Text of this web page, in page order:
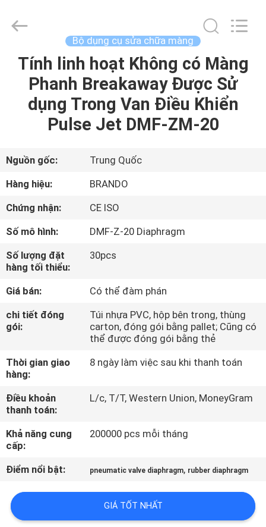
NHÀ
SẢN
VỀ
CHÚNG
TÔI
CHUYẾN
THAM
QUAN
NHÀ
MÁY
KIỂM
SOÁT
CHẤT
LƯỢNG
LIÊN
HỆ
VỚI
CHÚNG
Brando
Hardware
Reserved.
Bộ dụng cụ sửa chữa màng
Tính linh hoạt Không có Màng
Phanh Breakaway Được Sử
dụng Trong Van Điều Khiển
Pulse Jet DMF-ZM-20
Nguồn gốc:
Trung Quốc
Hàng hiệu:
BRANDO
Chứng nhận:
CE ISO
Số mô hình:
DMF-Z-20 Diaphragm
Số lượng đặt
hàng tối thiểu:
30pcs
Giá bán:
Có thể đàm phán
chi tiết đóng
gói:
Túi nhựa PVC, hộp bên trong, thùng
carton, đóng gói bằng pallet; Cũng có
thể được đóng gói bằng thẻ
Thời gian giao
hàng:
8 ngày làm việc sau khi thanh toán
Điều khoản
thanh toán:
L/c, T/T, Western Union, MoneyGram
Khả năng cung
cấp:
200000 pcs mỗi tháng
Điểm nổi bật: pneumatic valve diaphragm, rubber diaphragm
GIÁ TỐT NHẤT